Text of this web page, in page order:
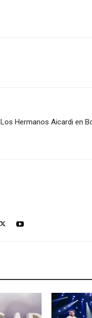
Los Hermanos Aicardi en